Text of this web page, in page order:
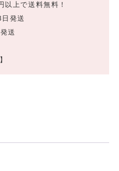
以上で送料無料！
発送
送